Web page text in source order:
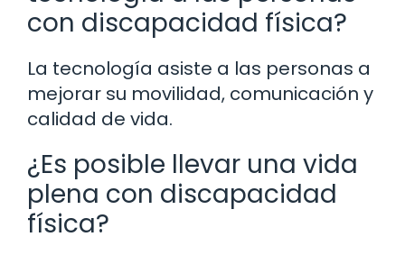
con discapacidad física?
La tecnología asiste a las personas a
mejorar su movilidad, comunicación y
calidad de vida.
¿Es posible llevar una vida
plena con discapacidad
física?